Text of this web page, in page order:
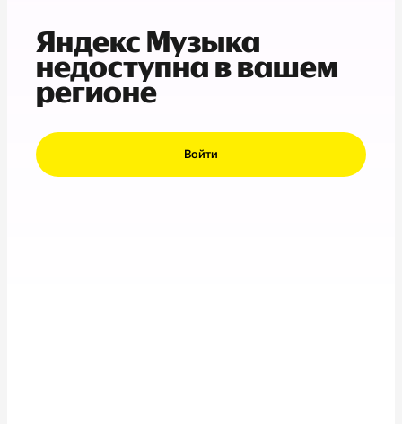
Яндекс Музыка
недоступна в вашем
регионе
Войти